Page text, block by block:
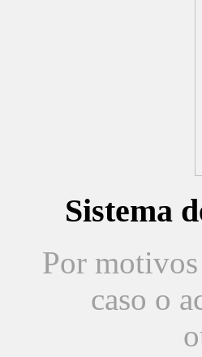
Sistema
Por motivos
caso o